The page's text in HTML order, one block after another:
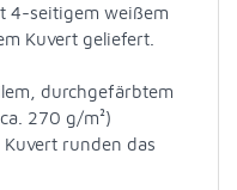
4-seitigem weißem
Kuvert geliefert.
durchgefärbtem
270 g/m²)
runden das